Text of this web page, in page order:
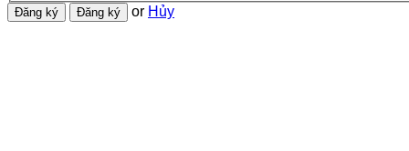
or Hủy